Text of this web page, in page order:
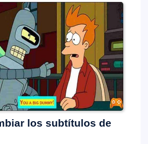
los subtítulos de